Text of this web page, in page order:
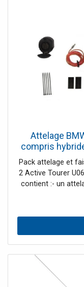
Attelage
compris
Pack attelage et
2 Active Tourer
contient :- un
spécifique 13
complet
n'est pas
prendre en